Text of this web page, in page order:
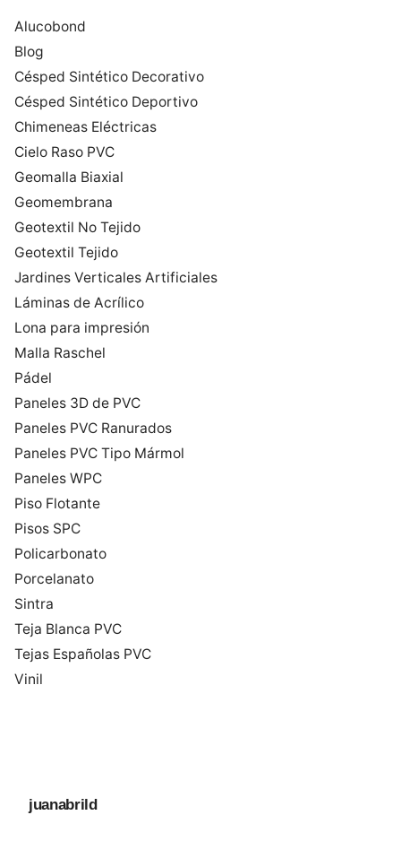
Alucobond
Blog
Césped Sintético Decorativo
Césped Sintético Deportivo
Chimeneas Eléctricas
Cielo Raso PVC
Geomalla Biaxial
Geomembrana
Geotextil No Tejido
Geotextil Tejido
Jardines Verticales Artificiales
Láminas de Acrílico
Lona para impresión
Malla Raschel
Pádel
Paneles 3D de PVC
Paneles PVC Ranurados
Paneles PVC Tipo Mármol
Paneles WPC
Piso Flotante
Pisos SPC
Policarbonato
Porcelanato
Sintra
Teja Blanca PVC
Tejas Españolas PVC
Vinil
juanabrild